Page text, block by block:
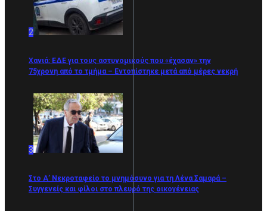
2
Χανιά: ΕΔΕ για τους αστυνομικούς που «έχασαν» την
75χρονη από το τμήμα – Εντοπίστηκε μετά από μέρες νεκρή
3
Στο Α’ Νεκροταφείο το μνημόσυνο για τη Λένα Σαμαρά –
Συγγενείς και φίλοι στο πλευρό της οικογένειας